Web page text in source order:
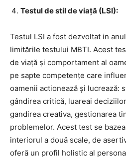
Testul de stil de viață (LSI):
Testul LSI a fost dezvoltat in
limitările testului MBTI. Acest
de viață și comportament al
pe sapte competențe care
oamenii actionează și lucrează:
gândirea critică, luareai
gandirea creativa, gestionarea
problemelor. Acest test se
interiorul a două scale, de
oferă un profil holistic al